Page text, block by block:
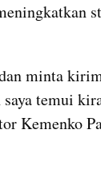
minta
saya temui
Kemenko